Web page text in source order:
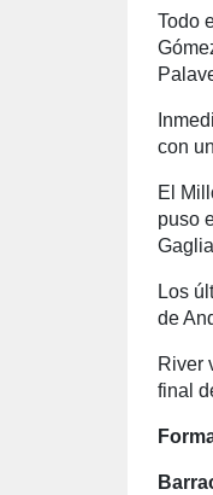
Todo
con
El
puso
Los
de
River
final